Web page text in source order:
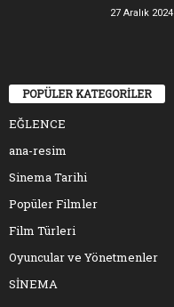
27 Aralık 2024
POPÜLER KATEGORİLER
EĞLENCE
ana-resim
Sinema Tarihi
Popüler Filmler
Film Türleri
Oyuncular ve Yönetmenler
SİNEMA